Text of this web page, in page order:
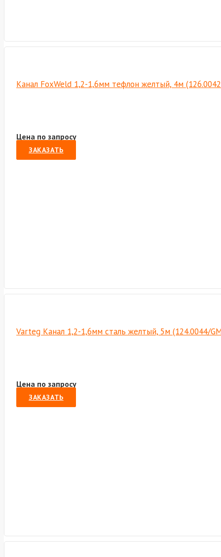
Канал FoxWeld 1,2-1,6мм тефлон желтый, 4м
Цена по запросу
ЗАКАЗАТЬ
Varteg Канал 1,2-1,6мм сталь желтый, 5м (124.0044/
Цена по запросу
ЗАКАЗАТЬ